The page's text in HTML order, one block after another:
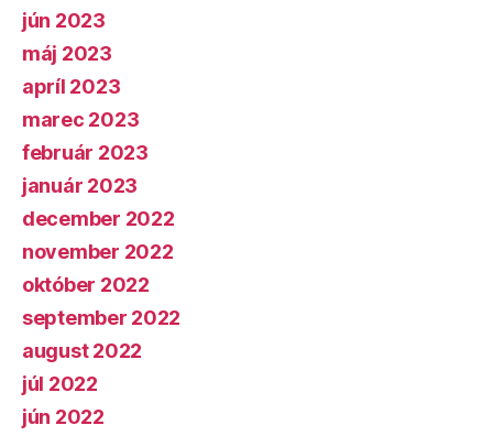
jún 2023
máj 2023
apríl 2023
marec 2023
február 2023
január 2023
december 2022
november 2022
október 2022
september 2022
august 2022
júl 2022
jún 2022